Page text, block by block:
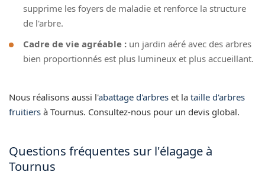
supprime les foyers de maladie et renforce la structure
de l'arbre.
Cadre de vie agréable : un jardin aéré avec des arbres
bien proportionnés est plus lumineux et plus accueillant.
Nous réalisons aussi l'abattage d'arbres et la taille d'arbres
fruitiers à Tournus. Consultez-nous pour un devis global.
Questions fréquentes sur l'élagage à
Tournus